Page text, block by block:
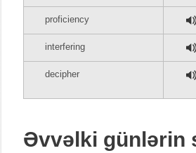
proficiency
interfering
decipher
Əvvəlki günlərin